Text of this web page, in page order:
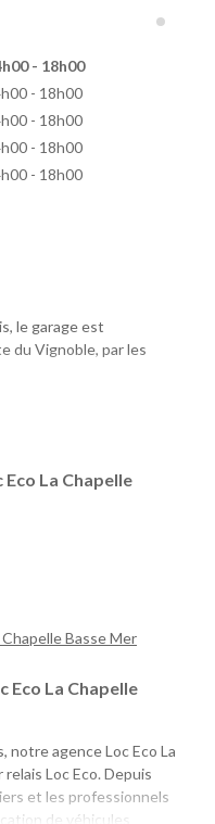
- 18h00
- 18h00
- 18h00
- 18h00
- 18h00
le garage est
du Vignoble, par les
La Chapelle
Basse Mer
Eco La Chapelle
notre agence Loc Eco La
Loc Eco. Depuis
et les professionnels
de véhicules